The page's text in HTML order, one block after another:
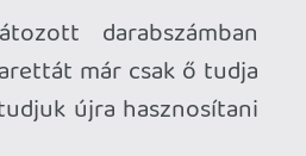
Az egyik
régi kedves
amit
is csak
brandet egy